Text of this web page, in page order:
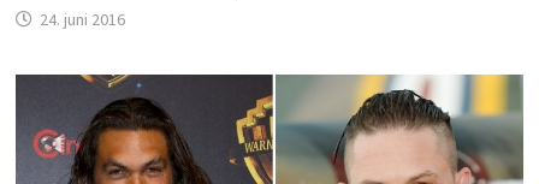
24. juni 2016